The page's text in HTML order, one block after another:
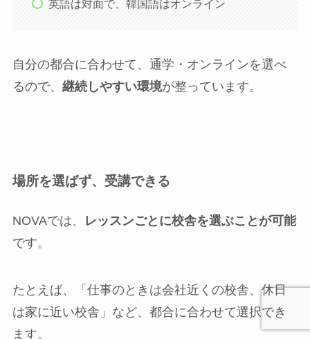
英語は対面で、韓国語はオンライン
自分の都合に合わせて、通学・オンラインを選べ
るので、 継続しやすい環境が整っています。
場所を選ばず、受講できる
NOVAでは、
レッスンごとに校舎を選ぶことが可能
です。
たとえば、「仕事のときは会社近くの校舎、休日
は家に近い校舎」など、都合に合わせて選択でき
ます。